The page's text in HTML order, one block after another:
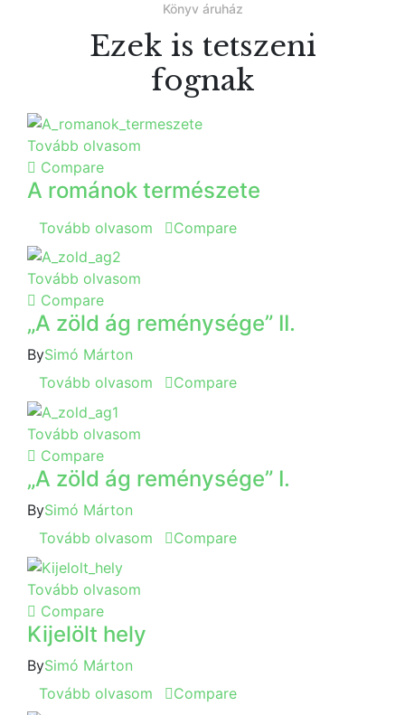
Könyv áruház
Ezek is tetszeni
fognak
Tovább olvasom
Compare
A románok természete
Tovább olvasom Compare
Tovább olvasom
Compare
„A zöld ág reménysége” II.
BySimó Márton
Tovább olvasom
Compare
Tovább olvasom
Compare
„A zöld ág reménysége” I.
BySimó Márton
Tovább olvasom
Compare
Tovább olvasom
Compare
Kijelölt hely
BySimó Márton
Tovább olvasom
Compare